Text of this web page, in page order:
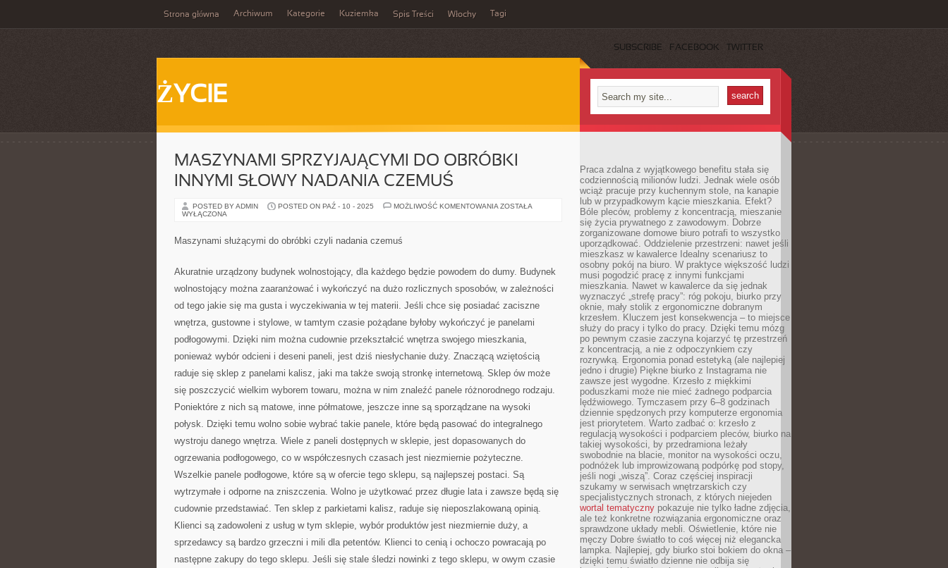
Strona główna Archiwum Kategorie Kuziemka Spis Treści Włochy Tagi
SUBSCRIBE FACEBOOK TWITTER
ŻYCIE
MASZYNAMI SPRZYJAJĄCYMI DO OBRÓBKI
INNYMI SŁOWY NADANIA CZEMUŚ
POSTED BY ADMIN POSTED ON PAŹ - 10 - 2025 MOŻLIWOŚĆ KOMENTOWANIA MASZYNAMI
ZOSTAŁA
WYŁĄCZONA
Maszynami służącymi do obróbki czyli nadania czemuś
Akuratnie urządzony budynek wolnostojący, dla każdego będzie powodem do dumy. Budynek
wolnostojący można zaaranżować i wykończyć na dużo rozlicznych sposobów, w zależności
od tego jakie się ma gusta i wyczekiwania w tej materii. Jeśli chce się posiadać zaciszne
wnętrza, gustowne i stylowe, w tamtym czasie pożądane byłoby wykończyć je panelami
podłogowymi. Dzięki nim można cudownie przekształcić wnętrza swojego mieszkania,
ponieważ wybór odcieni i deseni paneli, jest dziś niesłychanie duży. Znaczącą wziętością
raduje się sklep z panelami kalisz, jaki ma także swoją stronkę internetową. Sklep ów może
się poszczycić wielkim wyborem towaru, można w nim znaleźć panele różnorodnego rodzaju.
Poniektóre z nich są matowe, inne półmatowe, jeszcze inne są sporządzane na wysoki
połysk. Dzięki temu wolno sobie wybrać takie panele, które będą pasować do integralnego
wystroju danego wnętrza. Wiele z paneli dostępnych w sklepie, jest dopasowanych do
ogrzewania podłogowego, co w współczesnych czasach jest niezmiernie pożyteczne.
Wszelkie panele podłogowe, które są w ofercie tego sklepu, są najlepszej postaci. Są
wytrzymałe i odporne na zniszczenia. Wolno je użytkować przez długie lata i zawsze będą się
cudownie przedstawiać. Ten sklep z parkietami kalisz, raduje się nieposzlakowaną opinią.
Klienci są zadowoleni z usług w tym sklepie, wybór produktów jest niezmiernie duży, a
sprzedawcy są bardzo grzeczni i mili dla petentów. Klienci to cenią i ochoczo powracają po
następne zakupy do tego sklepu. Jeśli się stale śledzi nowinki z tego sklepu, w owym czasie
Praca zdalna z wyjątkowego benefitu stała się
codziennością milionów ludzi. Jednak wiele osób
wciąż pracuje przy kuchennym stole, na kanapie
lub w przypadkowym kącie mieszkania. Efekt?
Bóle pleców, problemy z koncentracją, mieszanie
się życia prywatnego z zawodowym. Dobrze
zorganizowane domowe biuro potrafi to wszystko
uporządkować. Oddzielenie przestrzeni: nawet jeśli
mieszkasz w kawalerce Idealny scenariusz to
osobny pokój na biuro. W praktyce większość ludzi
musi pogodzić pracę z innymi funkcjami
mieszkania. Nawet w kawalerce da się jednak
wyznaczyć „strefę pracy”: róg pokoju, biurko przy
oknie, mały stolik z ergonomiczne dobranym
krzesłem. Kluczem jest konsekwencja – to miejsce
służy do pracy i tylko do pracy. Dzięki temu mózg
po pewnym czasie zaczyna kojarzyć tę przestrzeń
z koncentracją, a nie z odpoczynkiem czy
rozrywką. Ergonomia ponad estetyką (ale najlepiej
jedno i drugie) Piękne biurko z Instagrama nie
zawsze jest wygodne. Krzesło z miękkimi
poduszkami może nie mieć żadnego podparcia
lędźwiowego. Tymczasem przy 6–8 godzinach
dziennie spędzonych przy komputerze ergonomia
jest priorytetem. Warto zadbać o: krzesło z
regulacją wysokości i podparciem pleców, biurko na
takiej wysokości, by przedramiona leżały
swobodnie na blacie, monitor na wysokości oczu,
podnóżek lub improwizowaną podpórkę pod stopy,
jeśli nogi „wiszą”. Coraz częściej inspiracji
szukamy w serwisach wnętrzarskich czy
specjalistycznych stronach, z których niejeden
wortal tematyczny pokazuje nie tylko ładne zdjęcia,
ale też konkretne rozwiązania ergonomiczne oraz
sprawdzone układy mebli. Oświetlenie, które nie
męczy Dobre światło to coś więcej niż elegancka
lampka. Najlepiej, gdy biurko stoi bokiem do okna –
dzięki temu światło dzienne nie odbija się